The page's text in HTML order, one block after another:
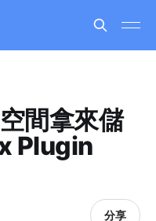
間拿來儲
Plugin
分享